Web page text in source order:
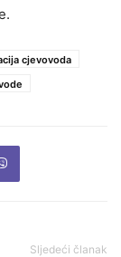
cjevovoda
Sljedeći članak